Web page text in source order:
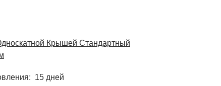
Крышей Стандартный
15 дней